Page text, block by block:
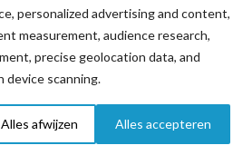
personalized advertising and content,
measurement, audience research,
precise geolocation data, and
scanning.
Alles afwijzen Alles accepteren